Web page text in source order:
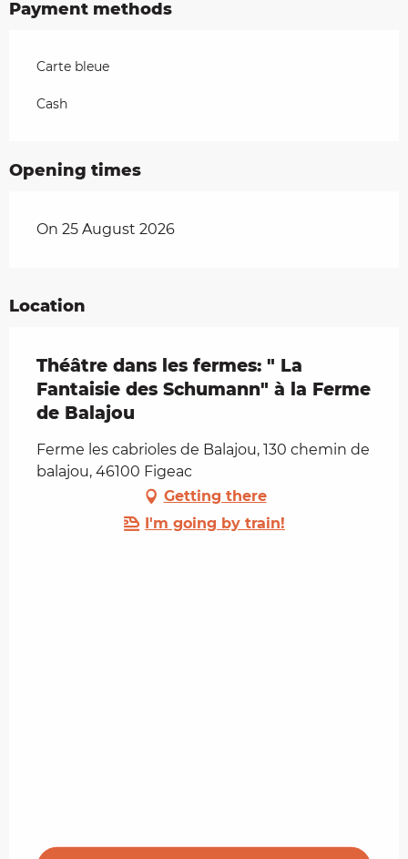
Payment methods
Carte bleue
Cash
Opening times
On 25 August 2026
Location
Théâtre dans les fermes: " La
Fantaisie des Schumann" à la Ferme
de Balajou
Ferme les cabrioles de Balajou, 130 chemin de
balajou, 46100 Figeac
Getting there
I'm going by train!